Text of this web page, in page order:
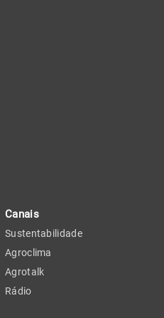
Canais
Sustentabilidade
Agroclima
Agrotalk
Rádio